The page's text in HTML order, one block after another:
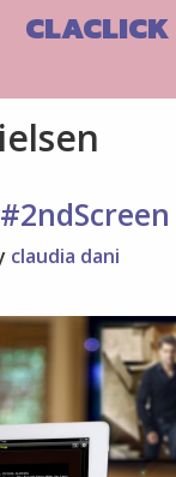
CLACLICK
claudia dani